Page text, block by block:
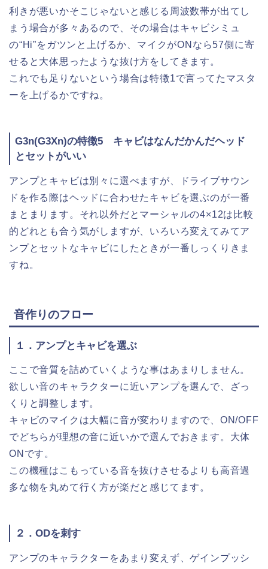
利きが悪いかそこじゃないと感じる周波数帯が出てし
まう場合が多々あるので、その場合はキャビシミュ
の“Hi”をガツンと上げるか、マイクがONなら57側に寄
せると大体思ったような抜け方をしてきます。
これでも足りないという場合は特徴1で言ってたマスタ
ーを上げるかですね。
G3n(G3Xn)の特徴5 キャビはなんだかんだヘッド
とセットがいい
アンプとキャビは別々に選べますが、ドライブサウン
ドを作る際はヘッドに合わせたキャビを選ぶのが一番
まとまります。それ以外だとマーシャルの4×12は比較
的どれとも合う気がしますが、いろいろ変えてみてア
ンプとセットなキャビにしたときが一番しっくりきま
すね。
音作りのフロー
１．アンプとキャビを選ぶ
ここで音質を詰めていくような事はあまりしません。
欲しい音のキャラクターに近いアンプを選んで、ざっ
くりと調整します。
キャビのマイクは大幅に音が変わりますので、ON/OFF
でどちらが理想の音に近いかで選んでおきます。大体
ONです。
この機種はこもっている音を抜けさせるよりも高音過
多な物を丸めて行く方が楽だと感じてます。
２．ODを刺す
アンプのキャラクターをあまり変えず、ゲインプッシ